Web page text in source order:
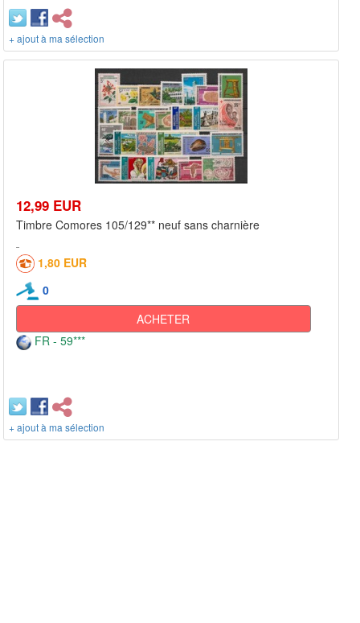
+ ajout à ma sélection
12,99 EUR
Timbre Comores 105/129** neuf sans charnière
1,80 EUR
0
ACHETER
FR - 59***
+ ajout à ma sélection